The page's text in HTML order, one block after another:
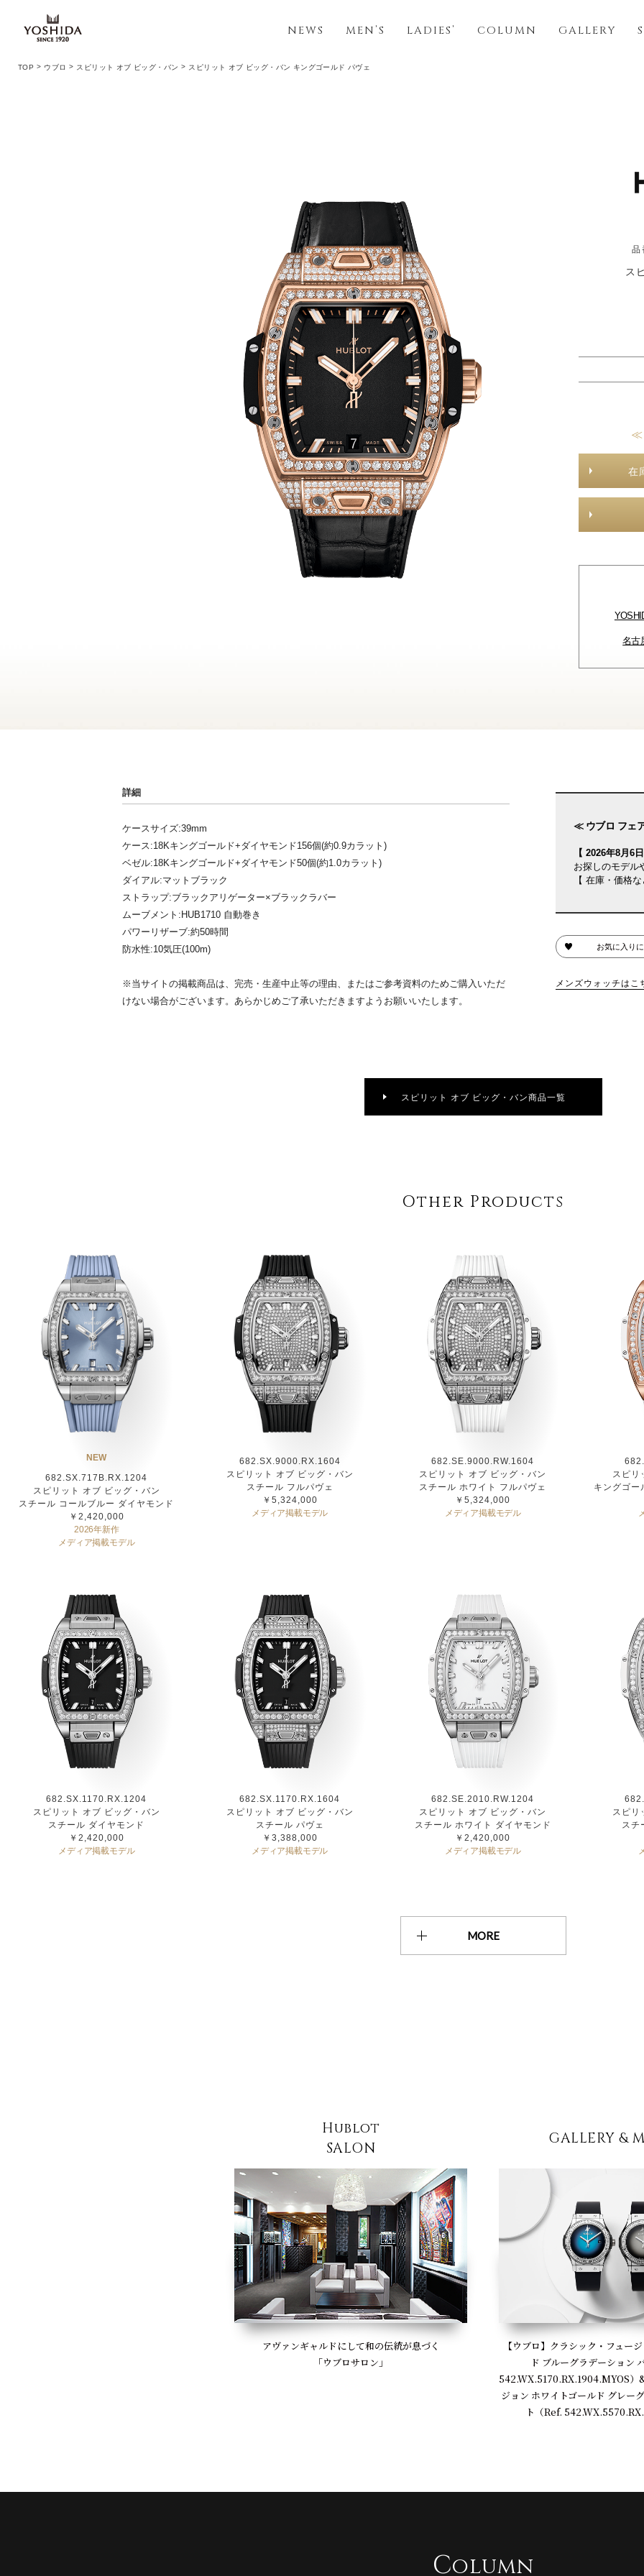
NEWS MEN’S LADIES’ COLUMN GALLERY
ス
≪
在
名古
TOP ウブロ スピリット オブ ビッグ・バン スピリット オブ ビッグ・バン キングゴールド パヴェ
詳細
ケースサイズ:39mm
ケース:18Kキングゴールド+ダイヤモンド156個(約0.9カラット)
ベゼル:18Kキングゴールド+ダイヤモンド50個(約1.0カラット)
ダイアル:マットブラック
ストラップ:ブラックアリゲーター×ブラックラバー
ムーブメント:HUB1710 自動巻き
パワーリザーブ:約50時間
防水性:10気圧(100m)
※当サイトの掲載商品は、完売・生産中止等の理由、またはご参考資料のためご購入いただ
けない場合がございます。あらかじめご了承いただきますようお願いいたします。
≪ ウブロ フェ
【 2026年8月6
お探しのモデル
【 在庫・価格
お気に入り
メンズウォッチはこ
スピリット オブ ビッグ・バン商品一覧
Other Products
NEW
682.SX.717B.RX.1204
スピリット オブ ビッグ・バン
スチール コールブルー ダイヤモンド
￥2,420,000
2026年新作
メディア掲載モデル
682.SX.9000.RX.1604
スピリット オブ ビッグ・バン
スチール フルパヴェ
￥5,324,000
メディア掲載モデル
682.SE.9000.RW.1604
スピリット オブ ビッグ・バン
スチール ホワイト フルパヴェ
￥5,324,000
メディア掲載モデル
スピリ
キングゴー
682.SX.1170.RX.1204
スピリット オブ ビッグ・バン
スチール ダイヤモンド
￥2,420,000
メディア掲載モデル
682.SX.1170.RX.1604
スピリット オブ ビッグ・バン
スチール パヴェ
￥3,388,000
メディア掲載モデル
682.SE.2010.RW.1204
スピリット オブ ビッグ・バン
スチール ホワイト ダイヤモンド
￥2,420,000
メディア掲載モデル
スピリ
スチ
MORE
Hublot
SALON
アヴァンギャルドにして和の伝統が息づく
「ウブロサロン」
GALLERY &
【ウブロ】クラシック・フュー
ド ブルーグラデーション
542.WX.5170.RX.1904.MYOS）
ジョン ホワイトゴールド グレー
ト（Ref.
Column